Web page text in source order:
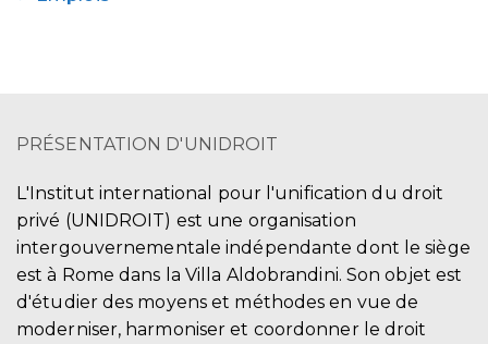
PRÉSENTATION D'UNIDROIT
L'Institut international pour l'unification du droit
privé (UNIDROIT) est une organisation
intergouvernementale indépendante dont le siège
est à Rome dans la Villa Aldobrandini. Son objet est
d'étudier des moyens et méthodes en vue de
moderniser, harmoniser et coordonner le droit